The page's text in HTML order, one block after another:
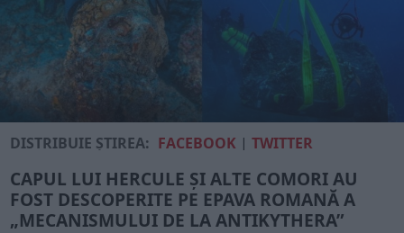
DISTRIBUIE ȘTIREA: FACEBOOK |TWITTER
CAPUL LUI HERCULE ȘI ALTE COMORI AU
FOST DESCOPERITE PE EPAVA ROMANĂ A
„MECANISMULUI DE LA ANTIKYTHERA”